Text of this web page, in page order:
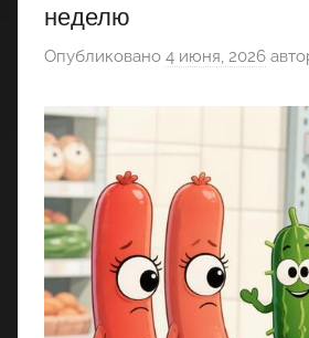
неделю
Опубликовано 4 июня, 2026